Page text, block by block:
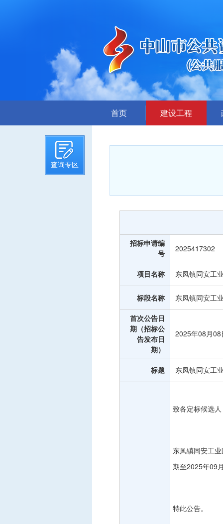
查询专区
首页 建设工程
招标文件提前公示
评标结果公示
项目公告
招投标公开信息
招标申请编
号
2025417302
项目名称 东凤镇同安工
标段名称 东凤镇同安工
首次公告日
期（招标公
告发布日
期）
2025年08月08
标题 东凤镇同安工
致各定标候选
东凤镇同安工
期至2025年09
特此公告。